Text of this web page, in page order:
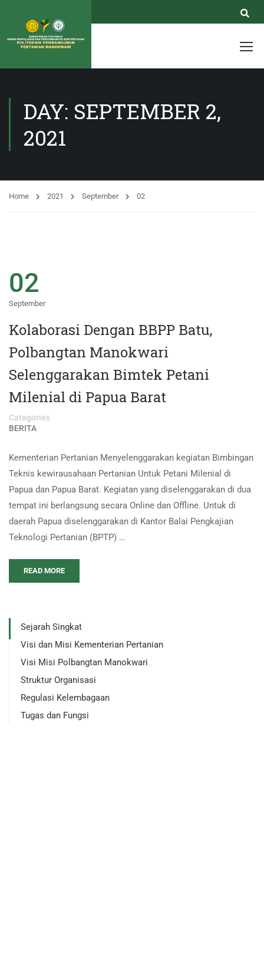
DAY: SEPTEMBER 2,
2021
Home 2021 September 02
02
September
Kolaborasi Dengan BBPP Batu,
Polbangtan Manokwari
Selenggarakan Bimtek Petani
Milenial di Papua Barat
Categories
BERITA
Kementerian Pertanian Menyelenggarakan kegiatan Bimbingan
Teknis kewirausahaan Pertanian Untuk Petani Milenial di
Papua dan Papua Barat. Kegiatan yang diselenggarakan di dua
tempat ini berlangsung secara Online dan Offline. Untuk di
daerah Papua diselenggarakan di Kantor Balai Pengkajian
Teknologi Pertanian (BPTP) …
READ MORE
Sejarah Singkat
Visi dan Misi Kementerian Pertanian
Visi Misi Polbangtan Manokwari
Struktur Organisasi
Regulasi Kelembagaan
Tugas dan Fungsi